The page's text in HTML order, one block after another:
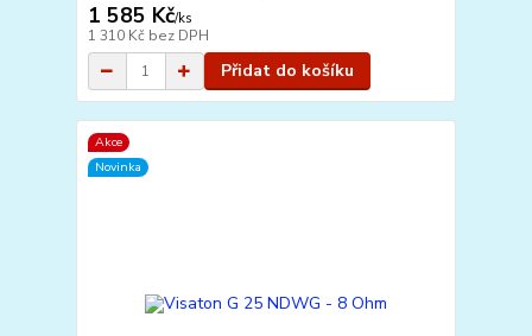
1 585 Kč/ks
1 310 Kč bez DPH
Přidat do košíku
Akce
Novinka